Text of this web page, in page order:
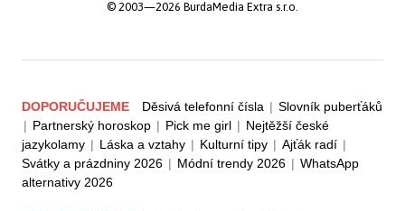
© 2003—2026 BurdaMedia Extra s.r.o.
DOPORUČUJEME Děsivá telefonní čísla | Slovník puberťáků
| Partnerský horoskop | Pick me girl | Nejtěžší české
jazykolamy | Láska a vztahy | Kulturní tipy | Ajťák radí |
Svátky a prázdniny 2026 | Módní trendy 2026 | WhatsApp
alternativy 2026